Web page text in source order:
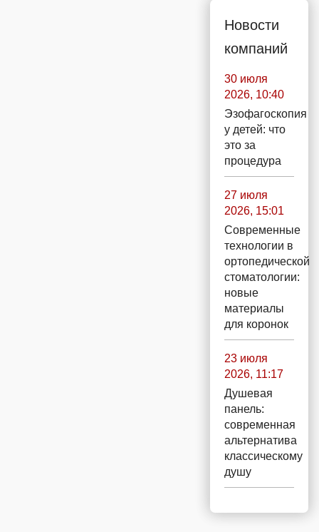
Новости
компаний
30 июля
2026, 10:40
Эзофагоскопия
у детей: что
это за
процедура
27 июля
2026, 15:01
Современные
технологии в
ортопедической
стоматологии:
новые
материалы
для коронок
23 июля
2026, 11:17
Душевая
панель:
современная
альтернатива
классическому
душу